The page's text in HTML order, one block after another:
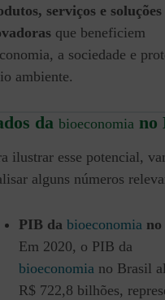
serviços e soluções
que beneficiem
a sociedade e
ambiente.
da bioeconomia no
ilustrar esse potencial,
alguns números
PIB da bioeconomia
Em 2020, o PIB da
bioeconomia no Brasil
R$ 722,8 bilhões,